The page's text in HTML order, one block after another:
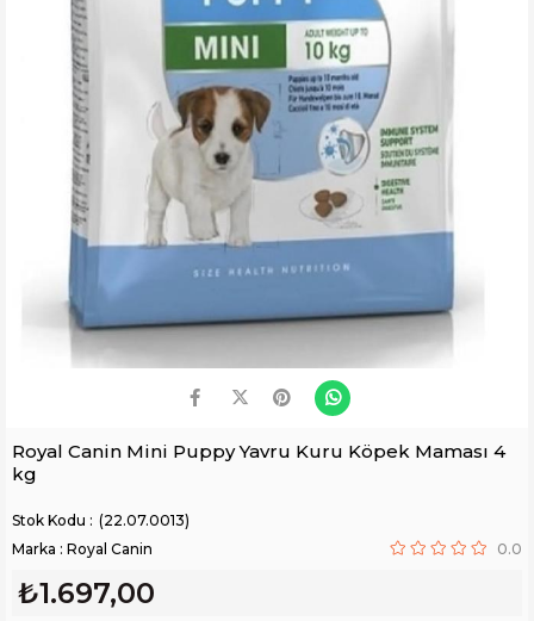
Royal Canin Mini Puppy Yavru Kuru Köpek Maması 4
kg
(22.07.0013)
Marka : Royal Canin 0.0
₺1.697,00